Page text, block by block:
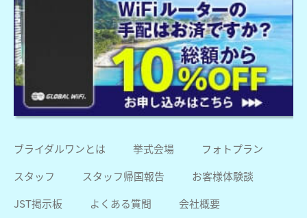
ブライダルワンとは 挙式会場
フォトプラン
スタッフ
スタッフ帰国報告
お客様体験談
JST掲示板
よくある質問
会社概要